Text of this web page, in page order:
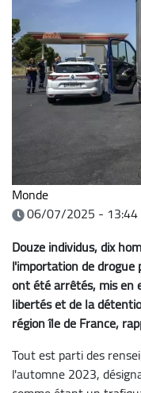
Monde
06/07/2025 - 13:44
Douze individus, dix
l'importation de
ont été arrêtés, mis en
libertés et de la
région île de France,
Tout est parti des
l'automne 2023,